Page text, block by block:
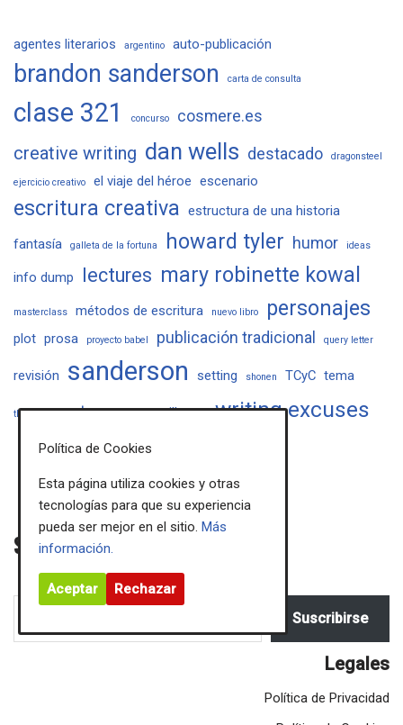
agentes literarios argentino auto-publicación
brandon sanderson carta de consulta
clase 321 concurso cosmere.es
creative writing dan wells destacado dragonsteel
ejercicio creativo el viaje del héroe escenario
escritura creativa estructura de una historia
fantasía galleta de la fortuna howard tyler humor ideas
info dump lectures mary robinette kowal
masterclass métodos de escritura nuevo libro personajes
plot prosa proyecto babel publicación tradicional query letter
revisión sanderson setting shonen TCyC tema
the lost metal trama viajes villanos writing excuses
Sigue mis novedades
Suscribirse
Legales
Política de Privacidad
Política de Cookies
Esta página utiliza cookies y otras
tecnologías para que su experiencia
pueda ser mejor en el sitio. Más
información.
Aceptar Rechazar